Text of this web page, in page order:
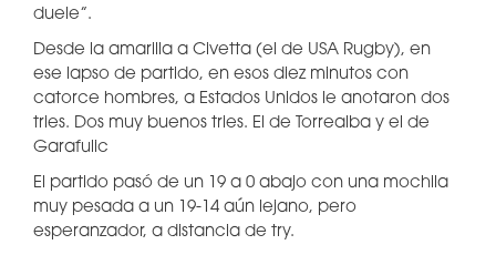
duele”.
Desde la amarilla a Civetta (el de USA Rugby), en
ese lapso de partido, en esos diez minutos con
catorce hombres, a Estados Unidos le anotaron dos
tries. Dos muy buenos tries. El de Torrealba y el de
Garafulic
El partido pasó de un 19 a 0 abajo con una mochila
muy pesada a un 19-14 aún lejano, pero
esperanzador, a distancia de try.